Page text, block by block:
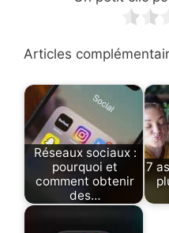
Articles
Réseaux sociaux :
pourquoi et
comment obtenir
des…
7